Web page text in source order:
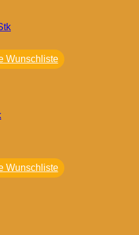
Wunschliste
Wunschliste